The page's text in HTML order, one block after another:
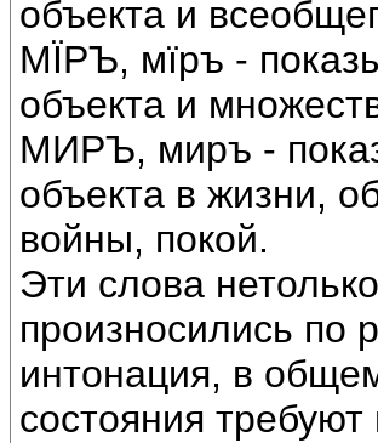
объекта и
МÏРЪ, мïръ -
объекта и
МИРЪ, миръ -
объекта в жизни,
войны, покой.
Эти слова
произносились по
интонация, в
состояния